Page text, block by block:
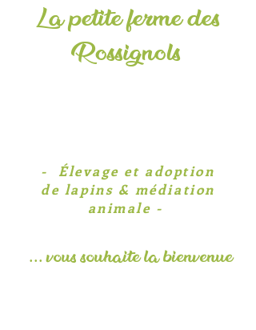
La petite ferme des
Rossignols
-​ Élevage et adoption
de lapins & médiation
animale -
... vous souhaite labienvenue